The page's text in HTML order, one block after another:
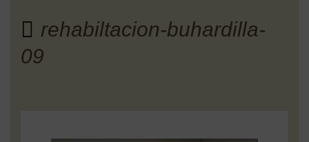
rehabiltacion-buhardilla-
09